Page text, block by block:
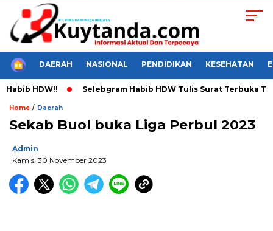
HOMEDAERAH NASIONAL PENDIDIKAN KESEHATAN
Selebgram Habib HDW Tulis Surat Terbuka Terkait
Home / Daerah
Sekab Buol buka Liga Perbul 2023
Admin
Kamis, 30 November 2023